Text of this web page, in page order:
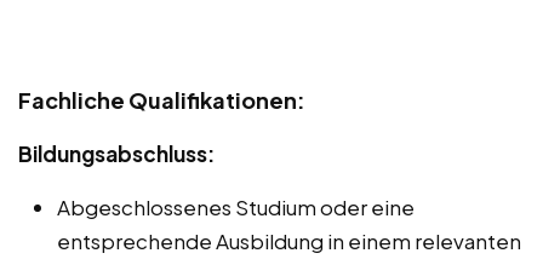
Fachliche Qualifikationen:
Bildungsabschluss:
Abgeschlossenes Studium oder eine
entsprechende Ausbildung in einem relevanten